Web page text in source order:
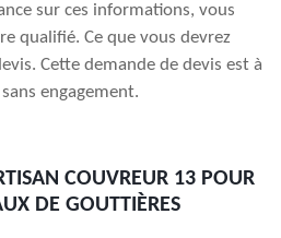
sur ces informations, vous
qualifié. Ce que vous devrez
Cette demande de devis est à
engagement.
COUVREUR 13 POUR
DE GOUTTIÈRES